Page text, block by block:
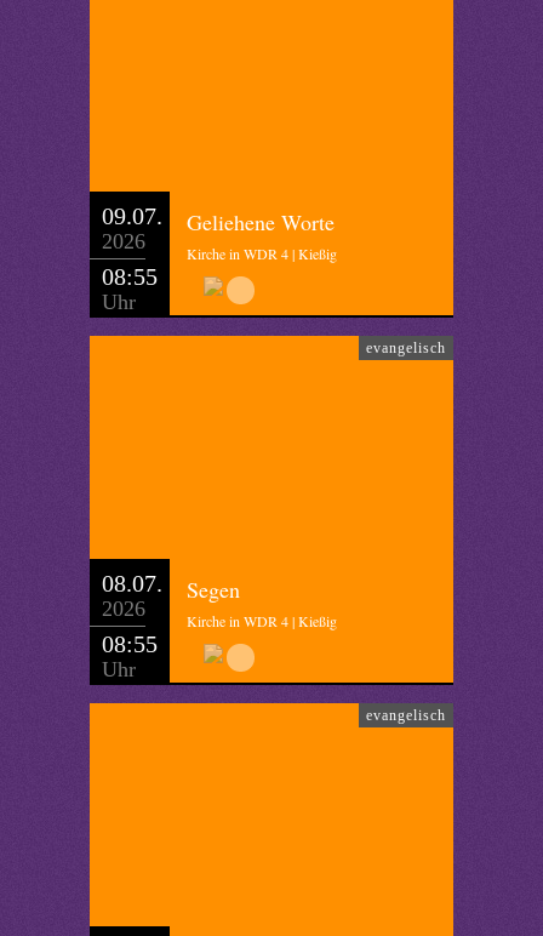
09.07.
2026
08:55
Uhr
Geliehene Worte
Kirche in WDR 4 | Kießig
evangelisch
08.07.
2026
08:55
Uhr
Segen
Kirche in WDR 4 | Kießig
evangelisch